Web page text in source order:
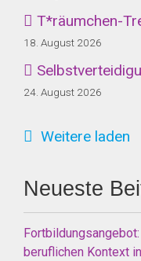
T*räumchen-
18. August 2026
24. August 2026
Weitere laden
Neueste
beruflichen Kontext